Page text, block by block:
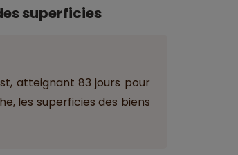
superficies
atteignant 83 jours pour
les superficies des biens